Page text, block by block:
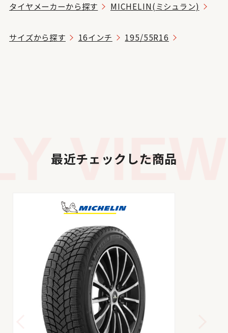
タイヤメーカーから探す MICHELIN(ミシュラン)
サイズから探す 16インチ 195/55R16
最近チェックした商品